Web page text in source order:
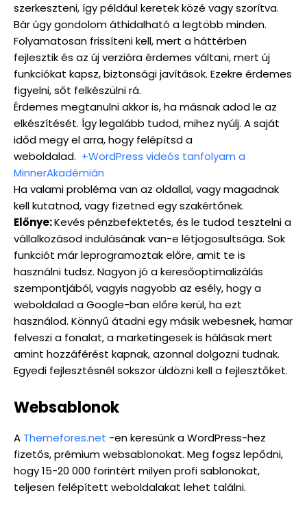
szerkeszteni, így például keretek közé vagy szorítva.
Bár úgy gondolom áthidalható a legtöbb minden.
Folyamatosan frissíteni kell, mert a háttérben
fejlesztik és az új verzióra érdemes váltani, mert új
funkciókat kapsz, biztonsági javítások. Ezekre érdemes
figyelni, sőt felkészülni rá.
Érdemes megtanulni akkor is, ha másnak adod le az
elkészítését. Így legalább tudod, mihez nyúlj. A saját
időd megy el arra, hogy felépítsd a
weboldalad. +WordPress videós tanfolyam a
MinnerAkadémián
Ha valami probléma van az oldallal, vagy magadnak
kell kutatnod, vagy fizetned egy szakértőnek.
Előnye:Kevés pénzbefektetés, és le tudod tesztelni a
vállalkozásod indulásának van-e létjogosultsága. Sok
funkciót már leprogramoztak előre, amit te is
használni tudsz. Nagyon jó a keresőoptimalizálás
szempontjából, vagyis nagyobb az esély, hogy a
weboldalad a Google-ban előre kerül, ha ezt
használod. Könnyű átadni egy másik webesnek, hamar
felveszi a fonalat, a marketingesek is hálásak mert
amint hozzáférést kapnak, azonnal dolgozni tudnak.
Egyedi fejlesztésnél sokszor üldözni kell a fejlesztőket.
Websablonok
A Themefores.net -en keresünk a WordPress-hez
fizetős, prémium websablonokat. Meg fogsz lepődni,
hogy 15-20 000 forintért milyen profi sablonokat,
teljesen felépített weboldalakat lehet találni.